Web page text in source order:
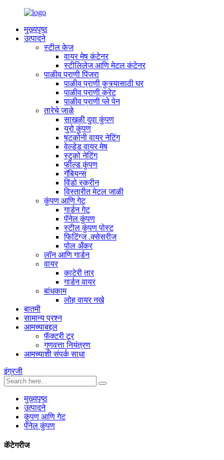
मुख्यपृष्ठ
उत्पादने
स्टील केज
वायर मेष कंटेनर
स्टीलिलेज आणि मेटल कंटेनर
पाळीव प्राणी पिंजरा
पाळीव प्राणी कुत्र्यासाठी घर
पाळीव प्राणी क्रेट
पाळीव प्राणी प्ले पेन
तारेचे जाळे
साखळी दुवा कुंपण
युरो कुंपण
षटकोनी वायर नेटिंग
वेल्डेड वायर मेष
स्टुको नेटिंग
फील्ड कुंपण
गॅबियन्स
विंडो स्क्रीन
विस्तारीत मेटल जाळी
कुंपण आणि गेट
गार्डन गेट
पॅनेल कुंपण
स्टील कुंपण पोस्ट
फिटिंग्ज .क्सेसरीज
पोल अँकर
लॉन आणि गार्डन
वायर
काटेरी तार
गार्डन वायर
बांधकाम
लोह वायर नखे
बातमी
सामान्य प्रश्न
आमच्याबद्दल
फॅक्टरी टूर
गुणवत्ता नियंत्रण
आमच्याशी संपर्क साधा
इंग्रजी
मुख्यपृष्ठ
उत्पादने
कुंपण आणि गेट
पॅनेल कुंपण
कॅटेगरीज